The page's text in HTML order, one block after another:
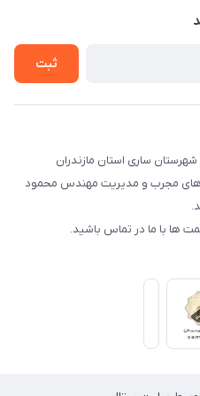
ثبت
شهرستان ساری استان مازندران
250 متر با پرسنل های مجرب و مدیریت مهندس محمود
ها با ما در تماس باشید.